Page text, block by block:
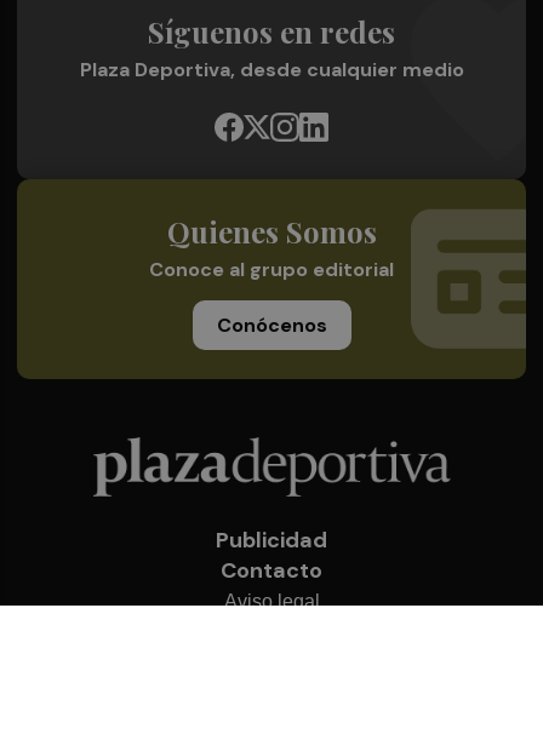
Síguenos en redes
Plaza Deportiva, desde cualquier medio
Quienes Somos
Conoce al grupo editorial
Conócenos
Publicidad
Contacto
Aviso legal